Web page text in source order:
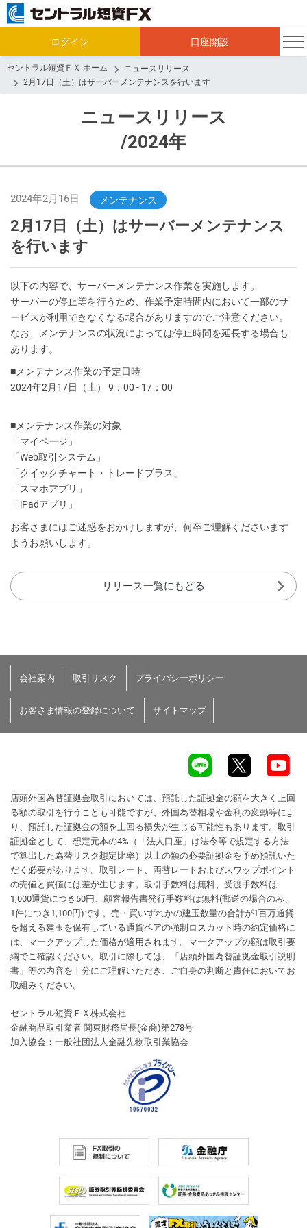
ログイン 口座開設
セントラル短資ＦＸ ホーム
ニュースリリース
2月17日（土）はサーバーメンテナンスを行います
ニュースリリース
/2024年
2024年2月16日 メンテナンス
2月17日（土）はサーバーメンテナンス
を行います
以下の内容で、サーバーメンテナンス作業を実施します。
サーバーの停止等を行うため、作業予定時間内において一部のサ
ービスが利用できなくなる場合がありますのでご注意ください。
なお、メンテナンスの状況によっては停止時間を延長する場合も
あります。
■メンテナンス作業の予定日時
2024年2月17日（土） 9：00 - 17：00
■メンテナンス作業の対象
「マイページ」
「Web取引システム」
「クイックチャート・トレードプラス」
「スマホアプリ」
「iPadアプリ」
お客さまにはご迷惑をおかけしますが、何卒ご理解くださいます
ようお願いします。
リリース一覧にもどる
会社案内 取引リスク プライバシーポリシー
お客さま情報の登録について サイトマップ
店頭外国為替証拠金取引においては、預託した証拠金の額を大きく上回
る額の取引を行うことも可能ですが、外国為替相場や金利の変動等によ
り、預託した証拠金の額を上回る損失が生じる可能性もあります。取引
証拠金として、想定元本の4%（「法人口座」は法令等で規定する方法
で算出した為替リスク想定比率）以上の額の必要証拠金を予め預託いた
だく必要があります。取引レート、両替レートおよびスワップポイント
の売値と買値には差が生じます。取引手数料は無料、受渡手数料は
1,000通貨につき50円、顧客報告書発行手数料は無料(郵送の場合のみ、
1件につき1,100円)です。売・買いずれかの建玉数量の合計が1百万通貨
を超える建玉を保有している通貨ペアの強制ロスカット時の約定価格に
は、マークアップした価格が適用されます。マークアップの額は取引要
綱でご確認ください。取引に際しては、「店頭外国為替証拠金取引説明
書」等の内容を十分にご理解いただき、ご自身の判断と責任においてお
取組みください。
セントラル短資ＦＸ株式会社
金融商品取引業者 関東財務局長(金商)第278号
加入協会：一般社団法人金融先物取引業協会